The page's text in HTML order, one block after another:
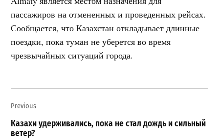
пассажиров на отмененных и проведенных рейсах.
Сообщается, что Казахстан откладывает длинные
поездки, пока туман не уберется во время
чрезвычайных ситуаций города.
по
записям
Previous
Казахи удерживались, пока не стал дождь и сильный
ветер?